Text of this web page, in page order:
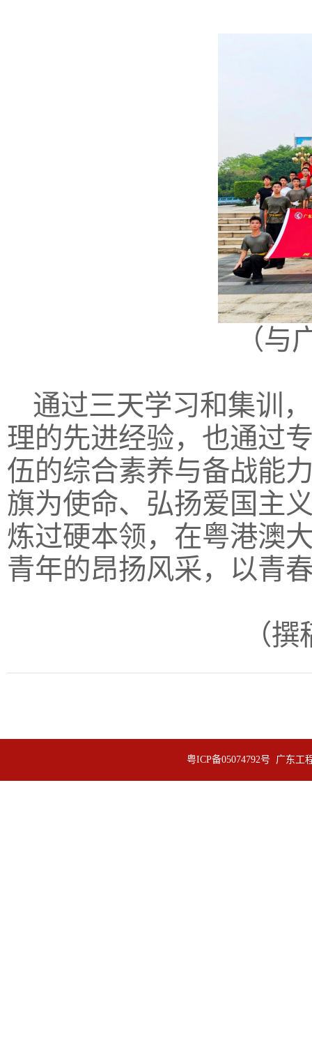
（与
通过三天学习和集训
理的先进经验，也通过
伍的综合素养与备战能
旗为使命、弘扬爱国主
炼过硬本领，在粤港澳
青年的昂扬风采，以青
（
粤ICP备05074792号 广东工